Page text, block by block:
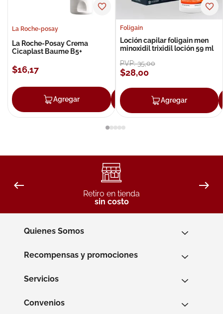
La Roche-posay
La Roche-Posay Crema
Cicaplast Baume B5+
$16,17
Agregar Agregar
Foligain
Loción capilar foligain men
minoxidil trixidil loción 59 ml
PVP:35,00
$28,00
Agregar
Retiro en tienda
sin costo
Quienes Somos
Recompensas y promociones
Servicios
Convenios